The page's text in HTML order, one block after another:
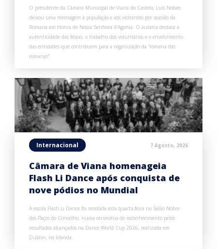
O presidente da Câmara Municipal de Viana do Castelo, Luís Nobre,
deixou uma mensagem à população e aos visitantes por ocasião da
Romaria em Honra de Nossa Senhora d’Agonia. O autarca destaca a
autenticidade das festas, o trabalho dos voluntários e o envolvimento
das entidades que contribuem para a organização da “romaria das
romarias”.
Internacional 7 Agosto, 2026
Câmara de Viana homenageia
Flash Li Dance após conquista de
nove pódios no Mundial
A escola Flash Li Dance foi recebida esta quarta-feira no Salão Nobre
dos Paços do Concelho, numa cerimónia de reconhecimento pelos
resultados alcançados na Dance World Cup 2026, realizada em
Dublin, na Irlanda.